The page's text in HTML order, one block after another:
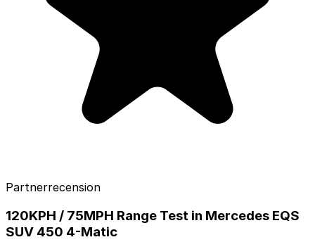
Partnerrecension
120KPH / 75MPH Range Test in Mercedes EQS
SUV 450 4-Matic